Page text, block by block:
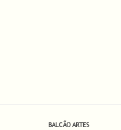
BALCÃO ARTES